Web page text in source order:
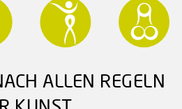
ALLEN REGELN